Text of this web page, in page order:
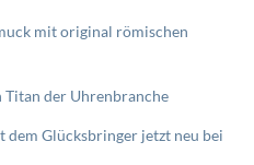
mit original römischen
der Uhrenbranche
dem Glücksbringer jetzt neu bei